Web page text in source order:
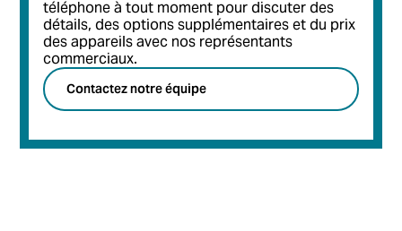
téléphone à tout moment pour discuter des
détails, des options supplémentaires et du prix
des appareils avec nos représentants
commerciaux.
Contactez notre équipe